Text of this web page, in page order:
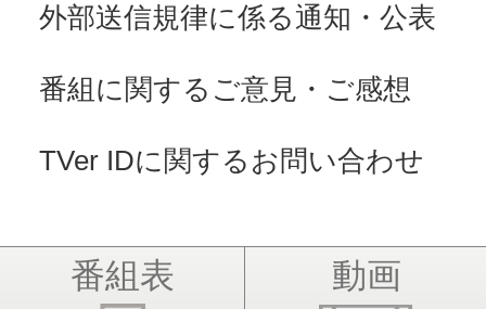
外部送信規律に係る通知・公表
番組に関するご意見・ご感想
TVer IDに関するお問い合わせ
番組表 動画